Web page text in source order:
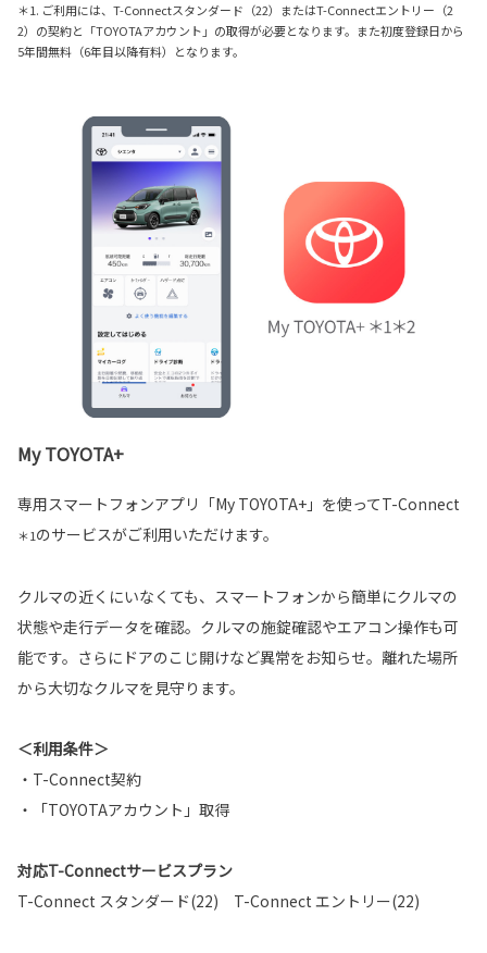
＊1. ご利用には、T-Connectスタンダード（22）またはT-Connectエントリー（2
2）の契約と「TOYOTAアカウント」の取得が必要となります。また初度登録日から
5年間無料（6年目以降有料）となります。
My TOYOTA+
専用スマートフォンアプリ「My TOYOTA+」を使ってT-Connect
＊1のサービスがご利用いただけます。
クルマの近くにいなくても、スマートフォンから簡単にクルマの
状態や走行データを確認。クルマの施錠確認やエアコン操作も可
能です。さらにドアのこじ開けなど異常をお知らせ。離れた場所
から大切なクルマを見守ります。
＜利用条件＞
・T-Connect契約
・「TOYOTAアカウント」取得
対応T-Connectサービスプラン
T-Connect スタンダード(22) T-Connect エントリー(22)